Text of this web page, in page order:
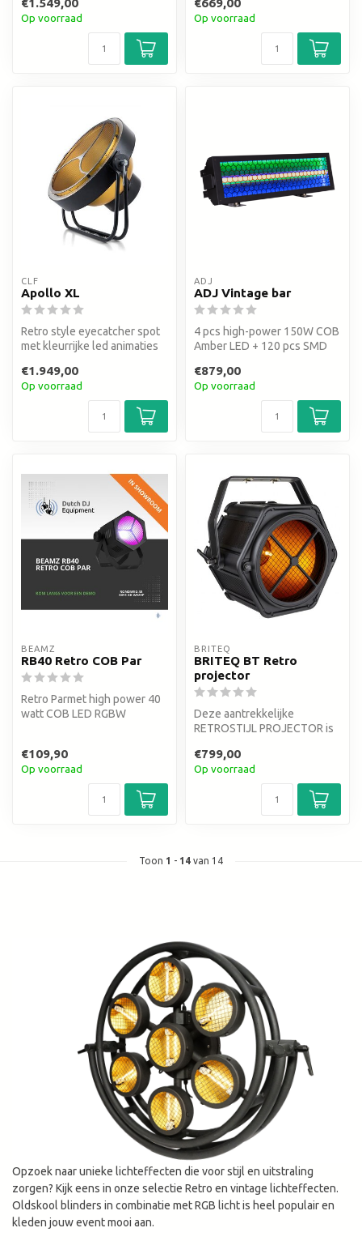
Op voorraad Op voorraad
CLF
Apollo XL
Retro style eyecatcher spot
met kleurrijke led animaties
€1.949,00
Op voorraad
ADJ
ADJ Vintage bar
4 pcs high-power 150W COB
Amber LED + 120 pcs SMD
€879,00
Op voorraad
BEAMZ
RB40 Retro COB Par
Retro Parmet high power 40
watt COB LED RGBW
€109,90
Op voorraad
BRITEQ
BRITEQ BT Retro
projector
Deze aantrekkelijke
RETROSTIJL PROJECTOR is
talloze ...
€799,00
Op voorraad
Toon 1 - 14 van 14
Opzoek naar unieke lichteffecten die voor stijl en uitstraling
zorgen? Kijk eens in onze selectie Retro en vintage lichteffecten.
Oldskool blinders in combinatie met RGB licht is heel populair en
kleden jouw event mooi aan.